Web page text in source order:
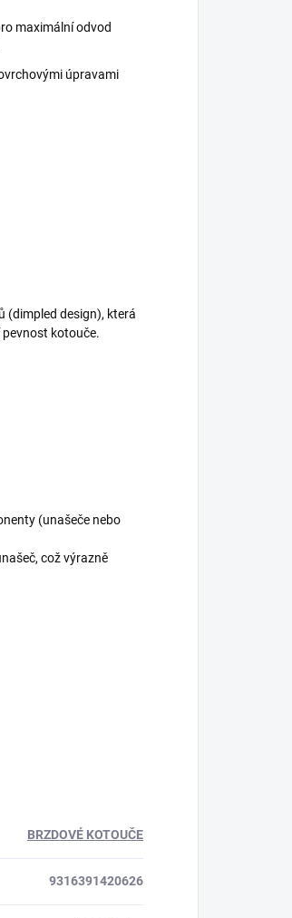
maximální odvod
úpravami
(dimpled design), která
kotouče.
(unašeče nebo
což výrazně
BRZDOVÉ KOTOUČE
9316391420626